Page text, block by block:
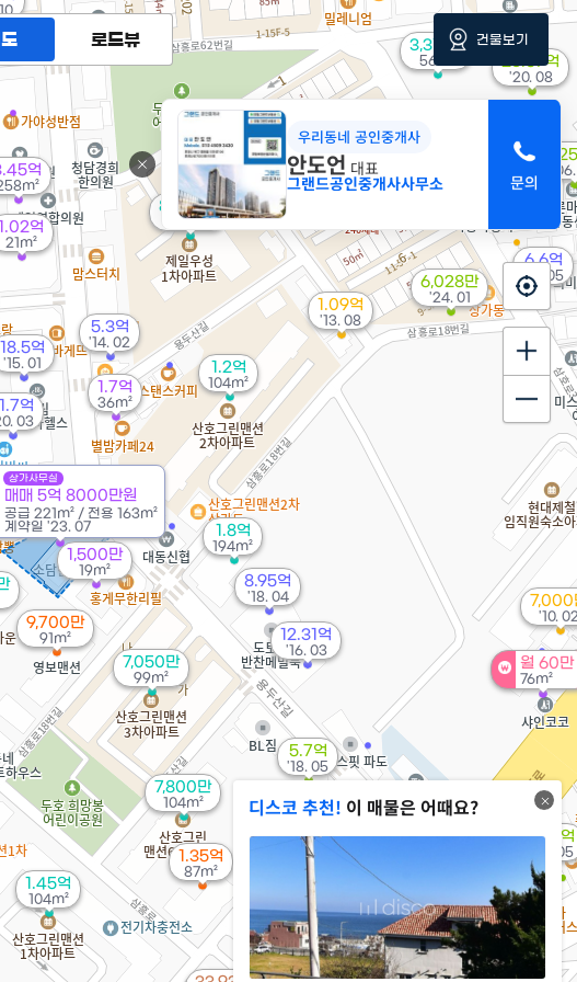
1.2억
104m²
월 60만
76m²
1.45억
104m²
4,800만
53m²
1,500만
19m²
8,400만
80m²
7,050만
99m²
1.35억
87m²
1.95억
98m²
7,800만
104m²
9,700만
91m²
6,028만
'24. 01
상가사무실
매매 5억 8000만원
공급 221m² / 전용 163m²
계약일 '23. 07
1.8억
194m²
1.7억
36m²
2.68억
6.6억
'21. 05
1.02억
21m²
23.67억
'20. 08
억
03
5.7억
'18. 05
8.95억
'18. 04
1.51억
'17. 05
3,316만
56m²
억
12.31억
'16. 03
18.5억
'15. 01
5.3억
'14. 02
1.09억
'13. 08
7,000
'10.
디스코 추천! 이 매물은 어때요?
우리동네 공인중개사
안도언 대표
그랜드공인중개사사무소
로드뷰 건물보기